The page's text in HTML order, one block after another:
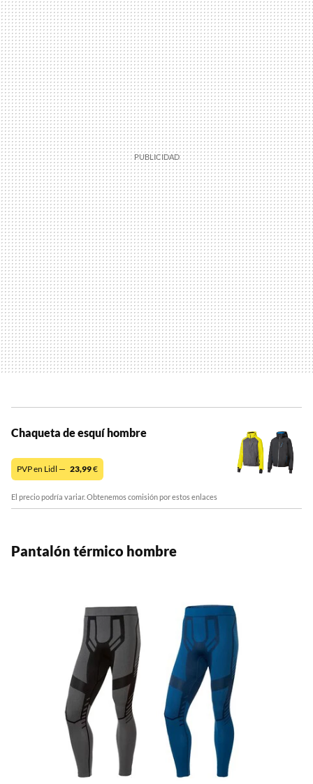
Chaqueta de esquí hombre
PVP en Lidl — 23,99€
El precio podría variar. Obtenemos comisión por estos enlaces
Pantalón térmico hombre